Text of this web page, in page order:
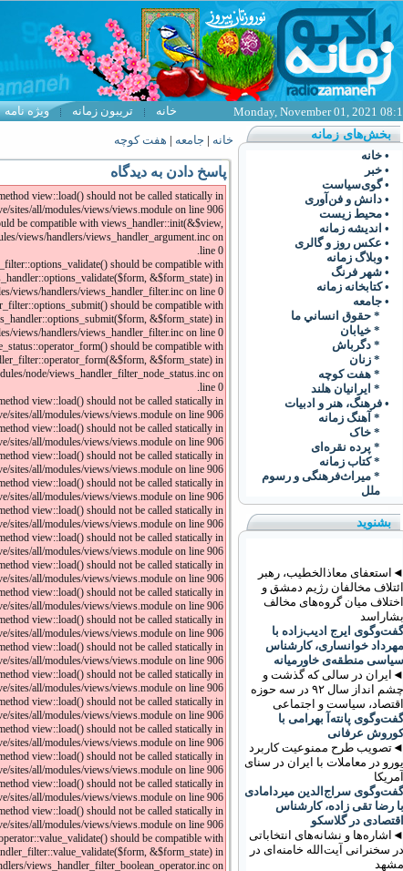
ویژه نامه تریبون زمانه خانه
بخش‌های زمانه
• خانه
• خبر
• گوی‌سياست
• دانش و فن‌آوری
• محیط زیست
• انديشه زمانه
• عکس روز و گالری
• وبلاگ زمانه
• شهر فرنگ
• کتابخانه زمانه
• جامعه
* حقوق انساني ما
* خيابان
* دگرباش
* زنان
* هفت کوچه
* ايرانيان هلند
• فرهنگ،‌ هنر و ادبيات
* آهنگ زمانه
* خاک
* پرده نقره‌ای
* کتاب زمانه
* ميراث‌فرهنگی و رسوم
ملل
بشنوید
◄استعفای معاذالخطیب، رهبر
ائتلاف مخالفان رژیم دمشق و
اختلاف میان گروه‌های مخالف
بشاراسد
گفت‌وگوی ایرج ادیب‌زاده با
مهرداد خوانساری، کارشناس
سیاسی منطقه‌ی خاورمیانه
◄ایران در سالی که گذشت و
چشم انداز سال ۹۲ در سه حوزه
اقتصاد، سیاست و اجتماعی
گفت‌وگوی پانته‌آ بهرامی با
کوروش عرفانی
◄تصویب طرح ممنوعیت کاربرد
يورو در معاملات با ايران در سنای
آمریکا
گفت‌وگوی سراج‌الدین میردامادی
با رضا تقی زاده، کارشناس
اقتصادی در گلاسکو
◄اشاره‌ها و نشانه‌های انتخاباتی
در سخنرانی آیت‌الله خامنه‌ای در
مشهد
Monday, November 01, 2021
خانه | جامعه | هفت کوچه
پاسخ دادن به دیدگاه
view::load() should not be called statically in
sites/all/modules/views/views.module on line 906.
be compatible with views_handler::init(&$view,
views/handlers/views_handler_argument.inc on
line 0.
should be compatible with
&$form_state) in
views/handlers/views_handler_filter.inc on line 0.
should be compatible with
&$form_state) in
views/handlers/views_handler_filter.inc on line 0.
should be compatible with
&$form_state) in
node/views_handler_filter_node_status.inc on
line 0.
view::load() should not be called statically in
sites/all/modules/views/views.module on line 906.
view::load() should not be called statically in
sites/all/modules/views/views.module on line 906.
view::load() should not be called statically in
sites/all/modules/views/views.module on line 906.
view::load() should not be called statically in
sites/all/modules/views/views.module on line 906.
view::load() should not be called statically in
sites/all/modules/views/views.module on line 906.
view::load() should not be called statically in
sites/all/modules/views/views.module on line 906.
view::load() should not be called statically in
sites/all/modules/views/views.module on line 906.
view::load() should not be called statically in
sites/all/modules/views/views.module on line 906.
view::load() should not be called statically in
sites/all/modules/views/views.module on line 906.
view::load() should not be called statically in
sites/all/modules/views/views.module on line 906.
view::load() should not be called statically in
sites/all/modules/views/views.module on line 906.
view::load() should not be called statically in
sites/all/modules/views/views.module on line 906.
view::load() should not be called statically in
sites/all/modules/views/views.module on line 906.
view::load() should not be called statically in
sites/all/modules/views/views.module on line 906.
view::load() should not be called statically in
sites/all/modules/views/views.module on line 906.
view::load() should not be called statically in
sites/all/modules/views/views.module on line 906.
should be compatible with
&$form_state) in
views_handler_filter_boolean_operator.inc on